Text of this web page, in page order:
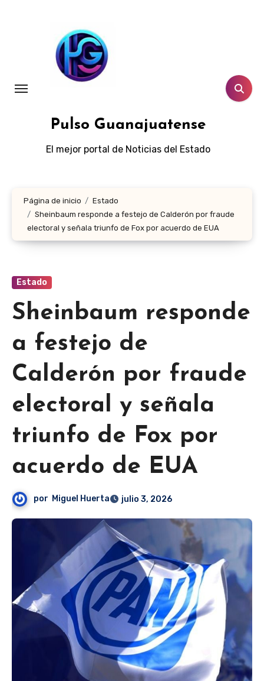
Pulso Guanajuatense
El mejor portal de Noticias del Estado
Página de inicio
Estado
Sheinbaum responde a festejo de Calderón por fraude
electoral y señala triunfo de Fox por acuerdo de EUA
Estado
Sheinbaum responde
a festejo de
Calderón por fraude
electoral y señala
triunfo de Fox por
acuerdo de EUA
por Miguel Huerta julio 3, 2026